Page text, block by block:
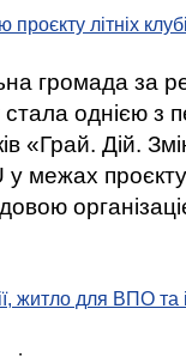
літніх
громада за
стала однією
«Грай. Дій.
у межах
житло для ВПО